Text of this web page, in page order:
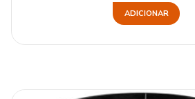
ADICIONAR